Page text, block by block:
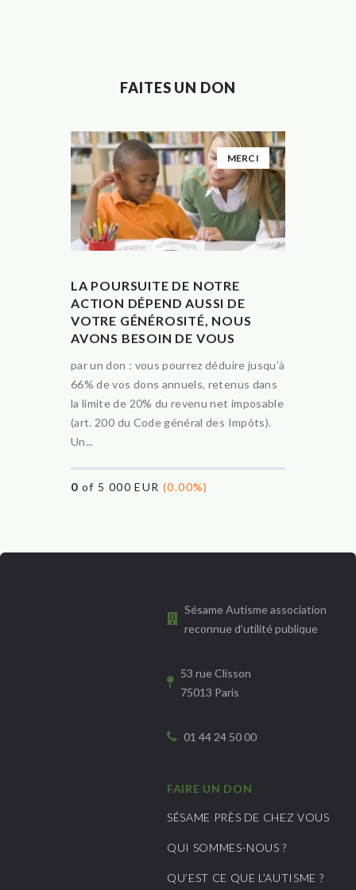
FAITES UN DON
MERCI
LA POURSUITE DE NOTRE
ACTION DÉPEND AUSSI DE
VOTRE GÉNÉROSITÉ, NOUS
AVONS BESOIN DE VOUS
par un don : vous pourrez déduire jusqu’à
66% de vos dons annuels, retenus dans
la limite de 20% du revenu net imposable
(art. 200 du Code général des Impôts).
Un...
0 of 5 000 EUR(0.00%)
Sésame Autisme association
reconnue d’utilité publique
53 rue Clisson
75013 Paris
01 44 24 50 00
FAIRE UN DON
SÉSAME PRÈS DE CHEZ VOUS
QUI SOMMES-NOUS ?
QU’EST CE QUE L’AUTISME ?